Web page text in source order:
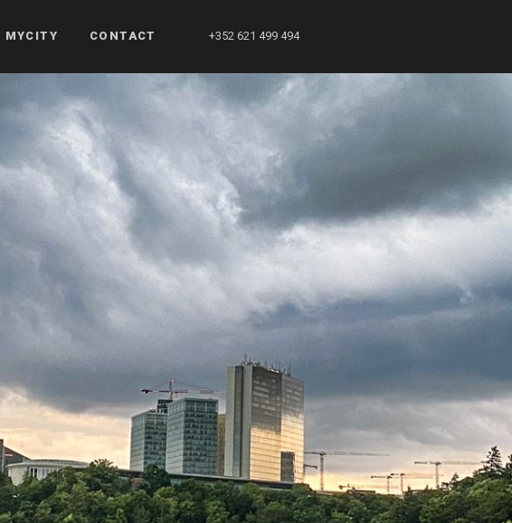
MYCITY CONTACT +352 621 499 494